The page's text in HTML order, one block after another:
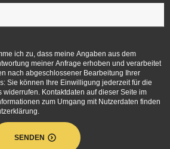
ich zu, dass meine Angaben aus dem
meiner Anfrage erhoben und verarbeitet
nach abgeschlossener Bearbeitung Ihrer
Sie können Ihre Einwilligung jederzeit für die
widerrufen. Kontaktdaten auf dieser Seite im
zum Umgang mit Nutzerdaten finden
SENDEN